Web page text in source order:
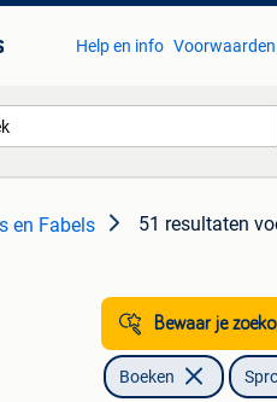
Help en info Voorwaarden
en Fabels 51 resultaten
Bewaar je
Boeken